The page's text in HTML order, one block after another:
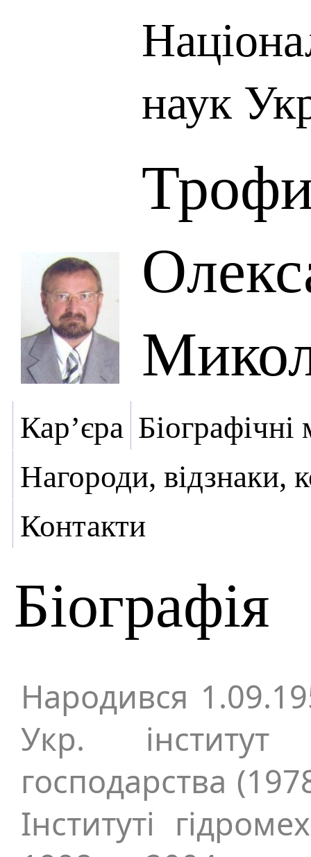
наук
Кар’єра Біографічні
Нагороди, відзнаки,
Контакти
Біографія
Народився
Укр. інститут
господарства
Інституті